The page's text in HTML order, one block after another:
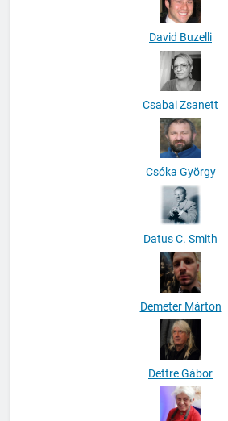
David Buzelli
Csabai Zsanett
Csóka György
Datus C. Smith
Demeter Márton
Dettre Gábor